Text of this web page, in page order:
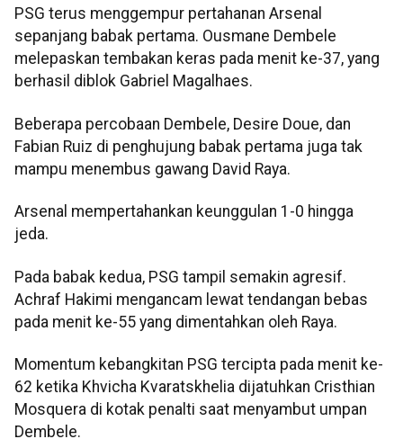
PSG terus menggempur pertahanan Arsenal
sepanjang babak pertama. Ousmane Dembele
melepaskan tembakan keras pada menit ke-37, yang
berhasil diblok Gabriel Magalhaes.
Beberapa percobaan Dembele, Desire Doue, dan
Fabian Ruiz di penghujung babak pertama juga tak
mampu menembus gawang David Raya.
Arsenal mempertahankan keunggulan 1-0 hingga
jeda.
Pada babak kedua, PSG tampil semakin agresif.
Achraf Hakimi mengancam lewat tendangan bebas
pada menit ke-55 yang dimentahkan oleh Raya.
Momentum kebangkitan PSG tercipta pada menit ke-
62 ketika Khvicha Kvaratskhelia dijatuhkan Cristhian
Mosquera di kotak penalti saat menyambut umpan
Dembele.